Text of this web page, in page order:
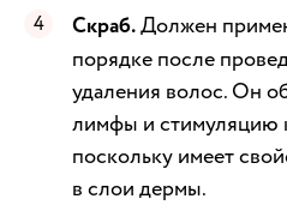
Скраб.Должен
порядке после
удаления волос. Он
лимфы и стимуляцию
поскольку имеет
в слои дермы.